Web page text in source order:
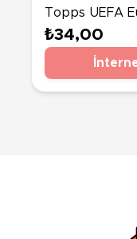
Topps UEFA
Attax Çıkartma
₺34,00